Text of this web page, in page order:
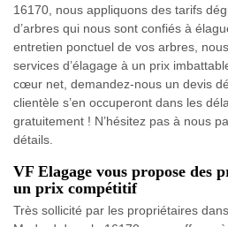
16170, nous appliquons des tarifs
d’arbres qui nous sont confiés à
entretien ponctuel de vos arbres,
services d’élagage à un prix
cœur net, demandez-nous un devis
clientèle s’en occuperont dans les
gratuitement ! N’hésitez pas à nous
détails.
VF Elagage vous propose des
un prix compétitif
Très sollicité par les propriétaires